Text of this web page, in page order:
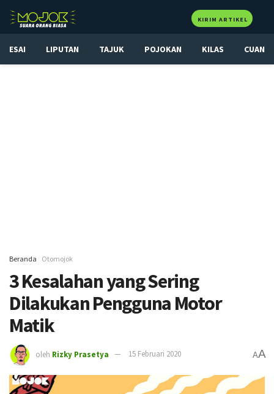
KIRIM ARTIKEL
ESAI LIPUTAN TAJUK POJOKAN KILAS CUAN
Beranda Otomojok
3 Kesalahan yang Sering
Dilakukan Pengguna Motor
Matik
oleh Rizky Prasetya 15 Februari 2020 AA